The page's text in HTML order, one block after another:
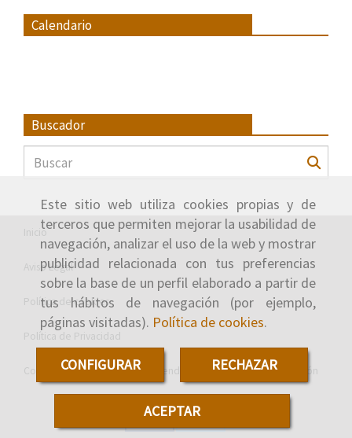
Este sitio web utiliza cookies propias y de
terceros que permiten mejorar la usabilidad de
navegación, analizar el uso de la web y mostrar
publicidad relacionada con tus preferencias
sobre la base de un perfil elaborado a partir de
tus hábitos de navegación (por ejemplo,
páginas visitadas). Política de cookies.
CONFIGURAR RECHAZAR
ACEPTAR
Calendario
Buscador
Inicio
Aviso Legal
Política de cookies
Política de Privacidad
Consejería de Economía y Hacienda de la Junta de Castilla y León